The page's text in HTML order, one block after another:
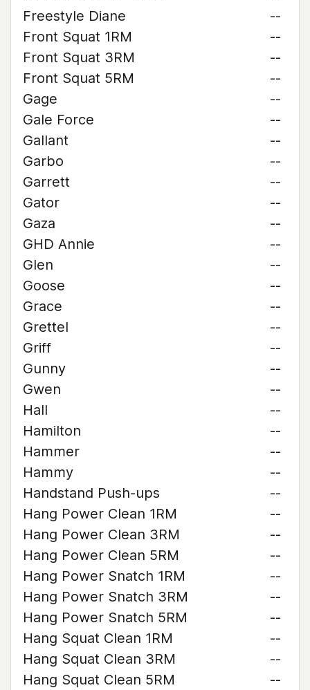
Freestyle Diane
--
Front Squat 1RM
--
Front Squat 3RM
--
Front Squat 5RM
--
Gage
--
Gale Force
--
Gallant
--
Garbo
--
Garrett
--
Gator
--
Gaza
--
GHD Annie
--
Glen
--
Goose
--
Grace
--
Grettel
--
Griff
--
Gunny
--
Gwen
--
Hall
--
Hamilton
--
Hammer
--
Hammy
--
Handstand Push-ups
--
Hang Power Clean 1RM
--
Hang Power Clean 3RM
--
Hang Power Clean 5RM
--
Hang Power Snatch 1RM
--
Hang Power Snatch 3RM
--
Hang Power Snatch 5RM
--
Hang Squat Clean 1RM
--
Hang Squat Clean 3RM
--
Hang Squat Clean 5RM
--